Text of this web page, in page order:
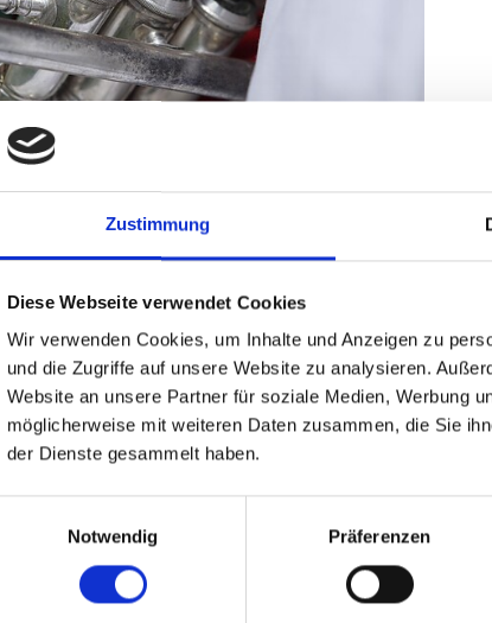
Zustimmung
Diese Webseite verwendet Cookies
Wir verwenden Cookies, um Inhalte und Anzeigen zu
und die Zugriffe auf unsere Website zu analysieren.
Website an unsere Partner für soziale Medien, Werbung
möglicherweise mit weiteren Daten zusammen, die Sie
der Dienste gesammelt haben.
Notwendig
Präferenzen
WAR DER INHALT FÜR SIE